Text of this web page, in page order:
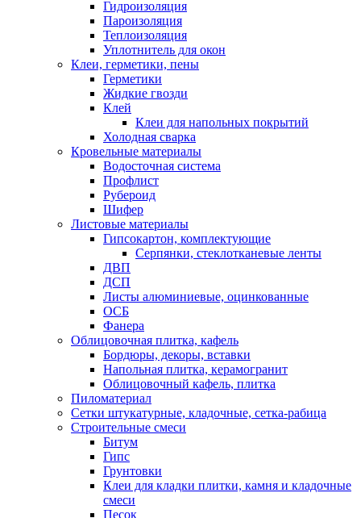
Гидроизоляция
Пароизоляция
Теплоизоляция
Уплотнитель для окон
Клеи, герметики, пены
Герметики
Жидкие гвозди
Клей
Клеи для напольных покрытий
Холодная сварка
Кровельные материалы
Водосточная система
Профлист
Рубероид
Шифер
Листовые материалы
Гипсокартон, комплектующие
Серпянки, стеклотканевые ленты
ДВП
ДСП
Листы алюминиевые, оцинкованные
ОСБ
Фанера
Облицовочная плитка, кафель
Бордюры, декоры, вставки
Напольная плитка, керамогранит
Облицовочный кафель, плитка
Пиломатериал
Сетки штукатурные, кладочные, сетка-рабица
Строительные смеси
Битум
Гипс
Грунтовки
Клеи для кладки плитки, камня и кладочные
смеси
Песок